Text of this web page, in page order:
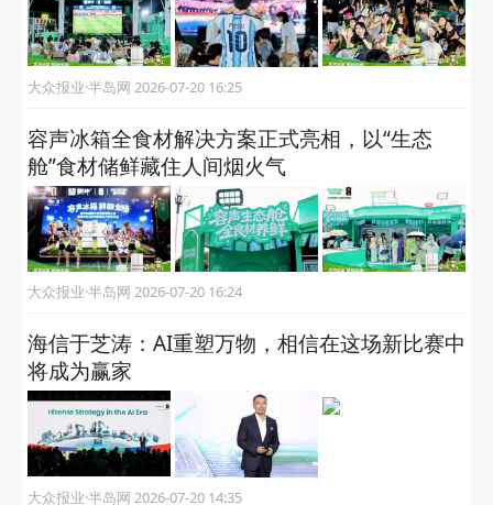
大众报业·半岛网 2026-07-20 16:25
容声冰箱全食材解决方案正式亮相，以“生态
舱”食材储鲜藏住人间烟火气
大众报业·半岛网 2026-07-20 16:24
海信于芝涛：AI重塑万物，相信在这场新比赛中
将成为赢家
大众报业·半岛网 2026-07-20 14:35